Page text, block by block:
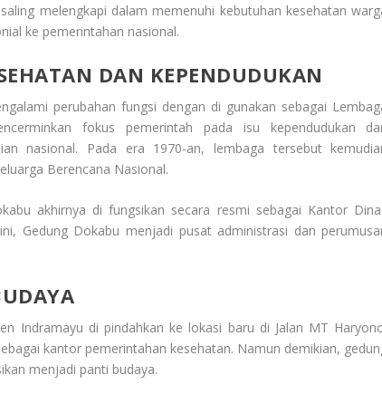
melengkapi dalam memenuhi kebutuhan kesehatan
ke pemerintahan nasional.
DAN KEPENDUDUKAN
perubahan fungsi dengan di gunakan sebagai
fokus pemerintah pada isu kependudukan
nasional. Pada era 1970-an, lembaga tersebut
Berencana Nasional.
akhirnya di fungsikan secara resmi sebagai Kantor
Gedung Dokabu menjadi pusat administrasi dan
Indramayu di pindahkan ke lokasi baru di Jalan MT
kantor pemerintahan kesehatan. Namun demikian,
menjadi panti budaya.